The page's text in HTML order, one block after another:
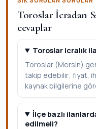
Toroslar İcradan
cevaplar
Toroslar icralık
Toroslar (Mersin)
takip edebilir; fiyat,
kaynak bilgilerine
İlçe bazlı
edilmeli?